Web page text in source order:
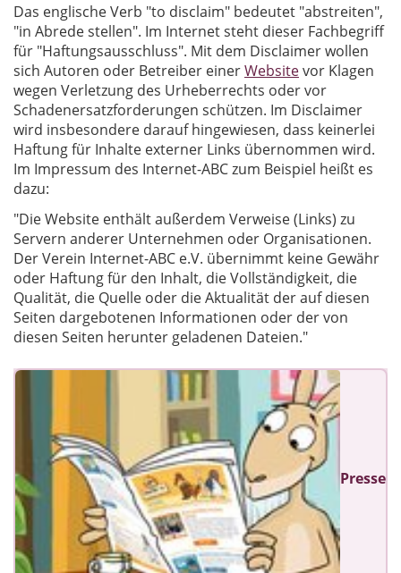
Das englische Verb "to disclaim" bedeutet "abstreiten",
"in Abrede stellen". Im Internet steht dieser Fachbegriff
für "Haftungsausschluss". Mit dem Disclaimer wollen
sich Autoren oder Betreiber einerWebsitevor Klagen
wegen Verletzung des Urheberrechts oder vor
Schadenersatzforderungen schützen. Im Disclaimer
wird insbesondere darauf hingewiesen, dass keinerlei
Haftung für Inhalte externer Links übernommen wird.
Im Impressum des Internet-ABC zum Beispiel heißt es
dazu:
"Die Website enthält außerdem Verweise (Links) zu
Servern anderer Unternehmen oder Organisationen.
Der Verein Internet-ABC e.V. übernimmt keine Gewähr
oder Haftung für den Inhalt, die Vollständigkeit, die
Qualität, die Quelle oder die Aktualität der auf diesen
Seiten dargebotenen Informationen oder der von
diesen Seiten herunter geladenen Dateien."
Presse